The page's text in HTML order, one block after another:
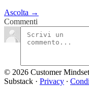
Ascolta →
Commenti
© 2026 Customer Mindset
Substack · Privacy ∙